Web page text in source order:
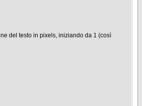
del testo in pixels, iniziando da 1 (così